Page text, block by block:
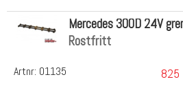
Artnr: 01135
Mercedes 300D 24V
Rostfritt
825